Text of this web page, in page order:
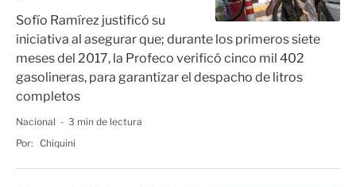
Sofío Ramírez justificó su
iniciativa al asegurar que; durante los primeros siete
meses del 2017, la Profeco verificó cinco mil 402
gasolineras, para garantizar el despacho de litros
completos
Nacional
3 min de lectura
Por: Chiquini